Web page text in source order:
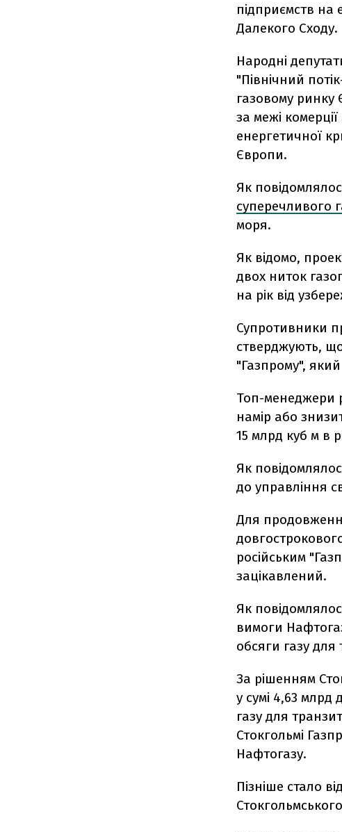
підприємств на
Далекого Сходу.
Народні
"Північний
газовому ринку
за межі
енергетичної
Європи.
Як
суперечливого
моря.
Як відомо,
двох ниток
на рік від
Супротивники
стверджують, що
"Газпрому",
Топ-менеджери
намір або
15 млрд куб м в
Як
до управління
Для
російським
зацікавлений.
Як
вимоги
обсяги газу для
За рішенням
у сумі 4,63 млрд
газу для
Стокгольмі
Нафтогазу.
Пізніше стало